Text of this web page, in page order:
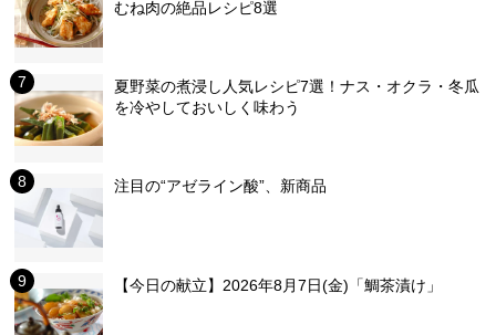
むね肉の絶品レシピ8選
夏野菜の煮浸し人気レシピ7選！ナス・オクラ・冬瓜
を冷やしておいしく味わう
注目の“アゼライン酸”、新商品
【今日の献立】2026年8月7日(金)「鯛茶漬け」